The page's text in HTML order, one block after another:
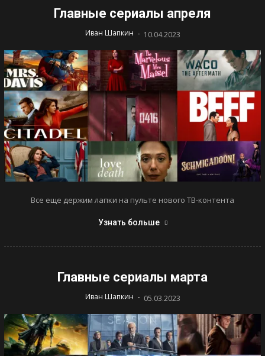
Главные сериалы апреля
Иван Шапкин - 10.04.2023
Все еще держим лапки на пульте нового ТВ-контента
Узнать больше
Главные сериалы марта
Иван Шапкин - 05.03.2023